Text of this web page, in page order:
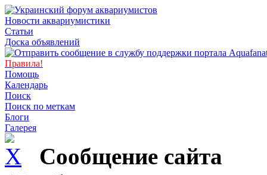
Новости аквариумистики
Статьи
Доска объявлений
Правила!
Помощь
Календарь
Поиск
Поиск по меткам
Блоги
Галерея
Сообщение сайта